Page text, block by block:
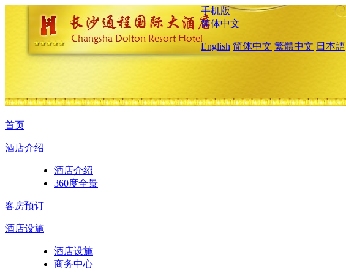
手机版
简体中文
English 简体中文 繁體中文 日本語
首页
酒店介绍
酒店介绍
360度全景
客房预订
酒店设施
酒店设施
商务中心